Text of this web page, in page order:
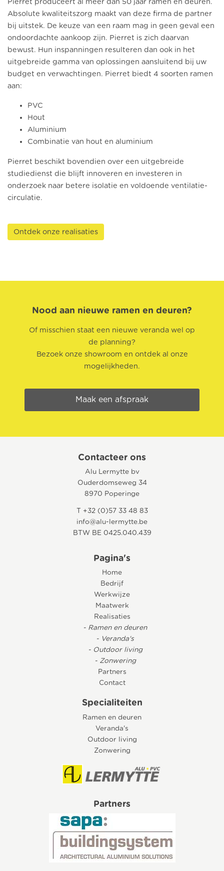
Pierret produceert al meer dan 50 jaar ramen en deuren.
Absolute kwaliteitszorg maakt van deze firma de partner
bij uitstek. De keuze van een raam mag in geen geval een
ondoordachte aankoop zijn. Pierret is zich daarvan
bewust. Hun inspanningen resulteren dan ook in het
uitgebreide gamma van oplossingen aansluitend bij uw
budget en verwachtingen. Pierret biedt 4 soorten ramen
aan:
PVC
Hout
Aluminium
Combinatie van hout en aluminium
Pierret beschikt bovendien over een uitgebreide
studiedienst die blijft innoveren en investeren in
onderzoek naar betere isolatie en voldoende ventilatie-
circulatie.
Ontdek onze realisaties
Nood aan nieuwe ramen en deuren?
Of misschien staat een nieuwe veranda wel op
de planning?
Bezoek onze showroom en ontdek al onze
mogelijkheden.
Maak een afspraak
Contacteer ons
Alu Lermytte bv
Ouderdomseweg 34
8970 Poperinge
T +32 (0)57 33 48 83
info@alu-lermytte.be
BTW BE 0425.040.439
Pagina's
Home
Bedrijf
Werkwijze
Maatwerk
Realisaties
- Ramen en deuren
- Veranda's
- Outdoor living
- Zonwering
Partners
Contact
Specialiteiten
Ramen en deuren
Veranda's
Outdoor living
Zonwering
Partners